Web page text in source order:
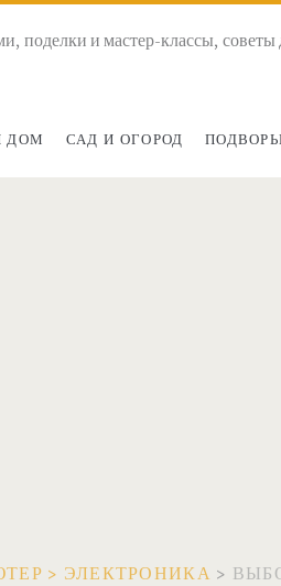
поделки и мастер-классы, советы
ДОМ САД И ОГОРОД
> ЭЛЕКТРОНИКА >